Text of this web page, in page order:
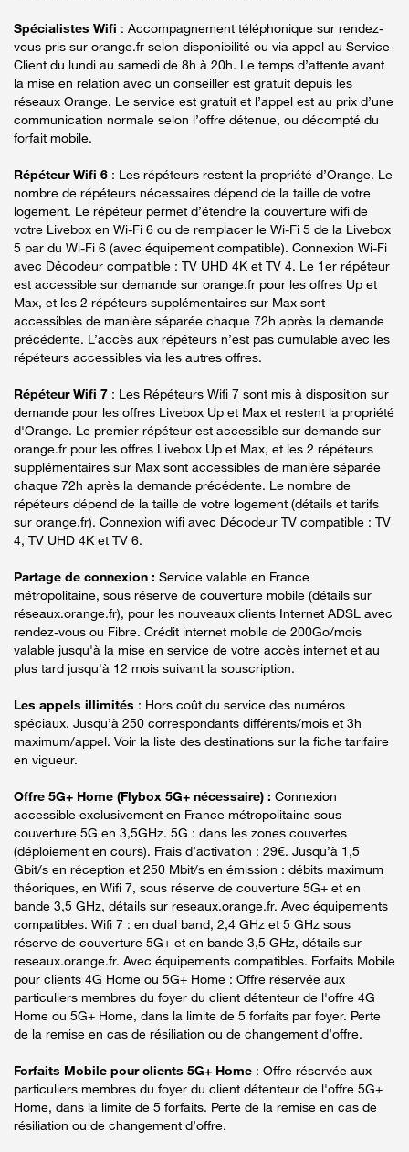
Spécialistes Wifi : Accompagnement téléphonique sur rendez-
vous pris sur orange.fr selon disponibilité ou via appel au Service
Client du lundi au samedi de 8h à 20h. Le temps d’attente avant
la mise en relation avec un conseiller est gratuit depuis les
réseaux Orange. Le service est gratuit et l’appel est au prix d’une
communication normale selon l’offre détenue, ou décompté du
forfait mobile.
Répéteur Wifi 6 : Les répéteurs restent la propriété d’Orange. Le
nombre de répéteurs nécessaires dépend de la taille de votre
logement. Le répéteur permet d’étendre la couverture wifi de
votre Livebox en Wi-Fi 6 ou de remplacer le Wi-Fi 5 de la Livebox
5 par du Wi-Fi 6 (avec équipement compatible). Connexion Wi-Fi
avec Décodeur compatible : TV UHD 4K et TV 4. Le 1er répéteur
est accessible sur demande sur orange.fr pour les offres Up et
Max, et les 2 répéteurs supplémentaires sur Max sont
accessibles de manière séparée chaque 72h après la demande
précédente. L’accès aux répéteurs n’est pas cumulable avec les
répéteurs accessibles via les autres offres.
Répéteur Wifi 7 : Les Répéteurs Wifi 7 sont mis à disposition sur
demande pour les offres Livebox Up et Max et restent la propriété
d'Orange. Le premier répéteur est accessible sur demande sur
orange.fr pour les offres Livebox Up et Max, et les 2 répéteurs
supplémentaires sur Max sont accessibles de manière séparée
chaque 72h après la demande précédente. Le nombre de
répéteurs dépend de la taille de votre logement (détails et tarifs
sur orange.fr). Connexion wifi avec Décodeur TV compatible : TV
4, TV UHD 4K et TV 6.
Partage de connexion : Service valable en France
métropolitaine, sous réserve de couverture mobile (détails sur
réseaux.orange.fr), pour les nouveaux clients Internet ADSL avec
rendez-vous ou Fibre. Crédit internet mobile de 200Go/mois
valable jusqu'à la mise en service de votre accès internet et au
plus tard jusqu'à 12 mois suivant la souscription.
Les appels illimités : Hors coût du service des numéros
spéciaux. Jusqu’à 250 correspondants différents/mois et 3h
maximum/appel. Voir la liste des destinations sur la fiche tarifaire
en vigueur.
Offre 5G+ Home (Flybox 5G+ nécessaire) : Connexion
accessible exclusivement en France métropolitaine sous
couverture 5G en 3,5GHz. 5G : dans les zones couvertes
(déploiement en cours). Frais d’activation : 29€. Jusqu’à 1,5
Gbit/s en réception et 250 Mbit/s en émission : débits maximum
théoriques, en Wifi 7, sous réserve de couverture 5G+ et en
bande 3,5 GHz, détails sur reseaux.orange.fr. Avec équipements
compatibles. Wifi 7 : en dual band, 2,4 GHz et 5 GHz sous
réserve de couverture 5G+ et en bande 3,5 GHz, détails sur
reseaux.orange.fr. Avec équipements compatibles. Forfaits Mobile
pour clients 4G Home ou 5G+ Home : Offre réservée aux
particuliers membres du foyer du client détenteur de l'offre 4G
Home ou 5G+ Home, dans la limite de 5 forfaits par foyer. Perte
de la remise en cas de résiliation ou de changement d’offre.
Forfaits Mobile pour clients 5G+ Home : Offre réservée aux
particuliers membres du foyer du client détenteur de l'offre 5G+
Home, dans la limite de 5 forfaits. Perte de la remise en cas de
résiliation ou de changement d’offre.